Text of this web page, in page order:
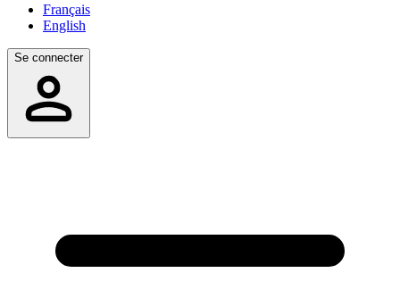
Français
English
Se connecter